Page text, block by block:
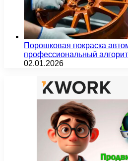
Порошковая покраска
профессиональный
02.01.2026